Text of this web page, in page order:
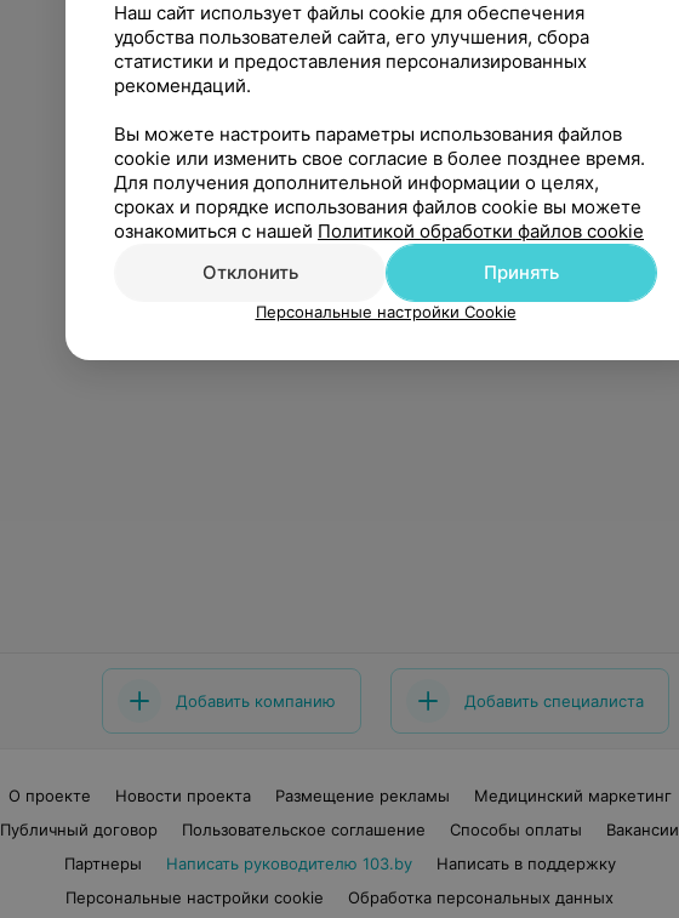
Добавить компанию Добавить специалиста
О проекте Новости проекта Размещение рекламы
Медицинский маркетинг
Публичный договор
Пользовательское соглашение Способы оплаты
Вакансии
Партнеры
Написать руководителю 103.by
Написать в поддержку
Персональные настройки cookie
Обработка персональных данных
Наш сайт использует файлы cookie для обеспечения
удобства пользователей сайта, его улучшения, сбора
статистики и предоставления персонализированных
рекомендаций.
Вы можете настроить параметры использования файлов
cookie или изменить свое согласие в более позднее время.
Для получения дополнительной информации о целях,
сроках и порядке использования файлов cookie вы можете
ознакомиться с нашей Политикой обработки файлов cookie
Отклонить
Принять
Персональные настройки Cookie